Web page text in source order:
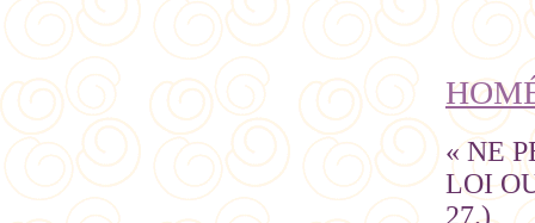
« NE
LOI
27.)